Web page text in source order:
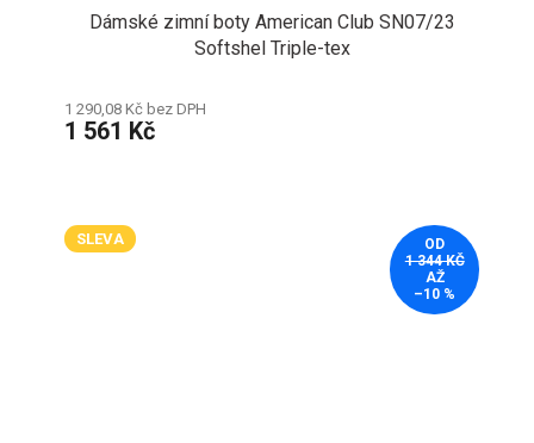
Dámské zimní boty American Club SN07/23
Softshel Triple-tex
1 290,08 Kč bez DPH
1 561 Kč
SLEVA
OD
1 344 KČ
AŽ
–10 %